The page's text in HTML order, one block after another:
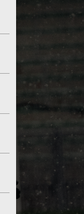
Mercredi 05 Août
Nouveau renfort
pour Lamine Sonko
Mardi 04 Août
Dans les coulisses
Mardi 04 Août
Les backstages du
Lundi 03 Août
Les Verts sur le
Ploufragan